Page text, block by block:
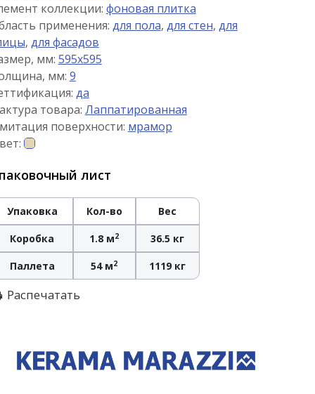
коллекции: фоновая плитка
применения: для пола, для стен, для
, для фасадов
мм: 595x595
мм: 9
да
товара: Лаппатированная
поверхности: мрамор
лист
Упаковка Кол-во Вес
Коробка 1.8 м2 36.5 кг
Паллета 54 м2 1119 кг
Распечатать